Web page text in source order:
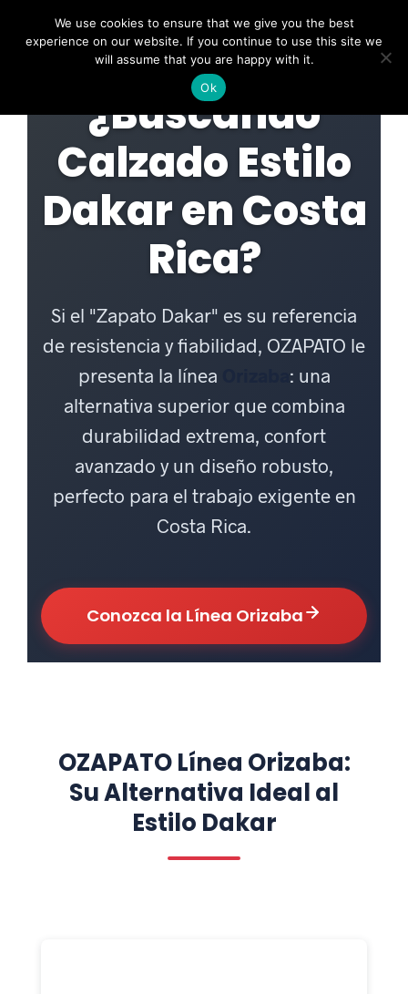
0
¿Buscando
Calzado Estilo
Dakar en Costa
Rica?
Si el "Zapato Dakar" es su referencia
de resistencia y fiabilidad, OZAPATO le
presenta la línea
: una
alternativa superior que combina
durabilidad extrema, confort
avanzado y un diseño robusto,
perfecto para el trabajo exigente en
Costa Rica.
Conozca la Línea Orizaba
OZAPATO Línea Orizaba:
Su Alternativa Ideal al
Estilo Dakar
We use cookies to ensure that we give you the best
experience on our website. If you continue to use this site we
will assume that you are happy with it.
Ok